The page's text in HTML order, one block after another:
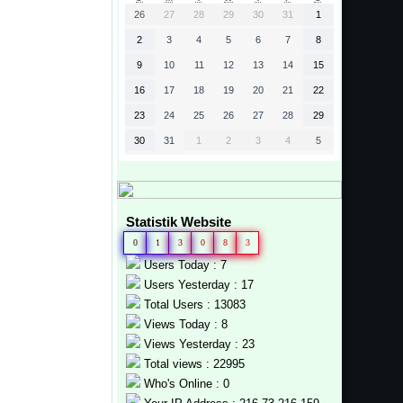
26 27 28 29 30 31 1
2 3 4 5 6 7 8
9 10 11 12 13 14 15
16 17 18 19 20 21 22
23 24 25 26 27 28 29
30 31 1 2 3 4 5
Statistik Website
0 1 3 0 8 3
Users Today : 7
Users Yesterday : 17
Total Users : 13083
Views Today : 8
Views Yesterday : 23
Total views : 22995
Who's Online : 0